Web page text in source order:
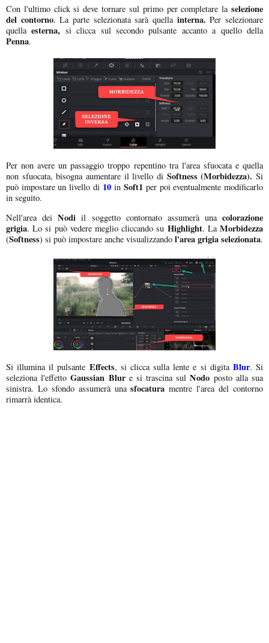
Con l'ultimo click si deve tornare sul primo per completare la selezione
del contorno. La parte selezionata sarà quella interna. Per selezionare
quellaesterna, si clicca sul secondo pulsante accanto a quello della
Penna.
Per non avere un passaggio troppo repentino tra l'area sfuocata e quella
non sfuocata, bisogna aumentare il livello di Softness (Morbidezza). Si
può impostare un livello di 10 inSoft1 per poi eventualmente modificarlo
in seguito.
Nell'area dei Nodi il soggetto contornato assumerà una colorazione
grigia. Lo si può vedere meglio cliccando su Highlight. LaMorbidezza
(Softness) si può impostare anche visualizzando l'area grigia selezionata.
Si illumina il pulsante Effects, si clicca sulla lente e si digita Blur. Si
seleziona l'effettoGaussian Blure si trascina sul Nodo posto alla sua
sinistra. Lo sfondo assumerà unasfocatura mentre l'area del contorno
rimarrà identica.